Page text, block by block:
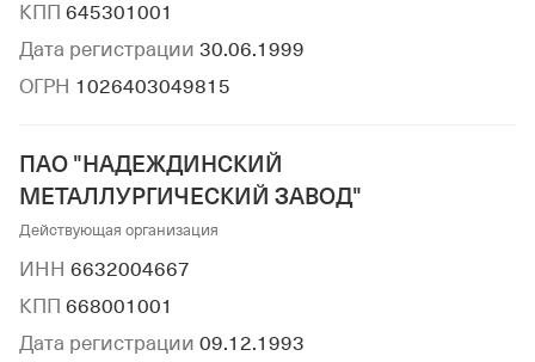
КПП 645301001
Дата регистрации 30.06.1999
ОГРН 1026403049815
ПАО "НАДЕЖДИНСКИЙ
МЕТАЛЛУРГИЧЕСКИЙ ЗАВОД"
Действующая организация
ИНН 6632004667
КПП 668001001
Дата регистрации 09.12.1993